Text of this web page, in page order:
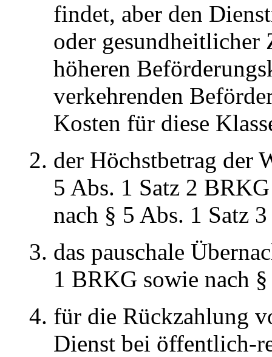
findet, aber den
oder gesundheitlicher
höheren
verkehrenden
Kosten für diese
der Höchstbetrag der
5 Abs. 1 Satz 2
nach § 5 Abs. 1 Satz
das pauschale
1 BRKG sowie nach
für die Rückzahlung
Dienst bei öffentlich-